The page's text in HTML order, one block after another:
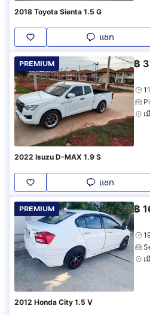
2018 Toyota Sienta 1.5 G
แชท
PREMIUM ฿
เ
2022 Isuzu D-MAX 1.9 S
แชท
PREMIUM ฿
เ
2012 Honda City 1.5 V